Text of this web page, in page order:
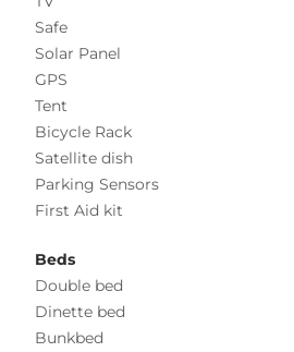
Safe
Solar Panel
GPS
Tent
Bicycle Rack
Satellite dish
Parking Sensors
First Aid kit
Beds
Double bed
Dinette bed
Bunkbed